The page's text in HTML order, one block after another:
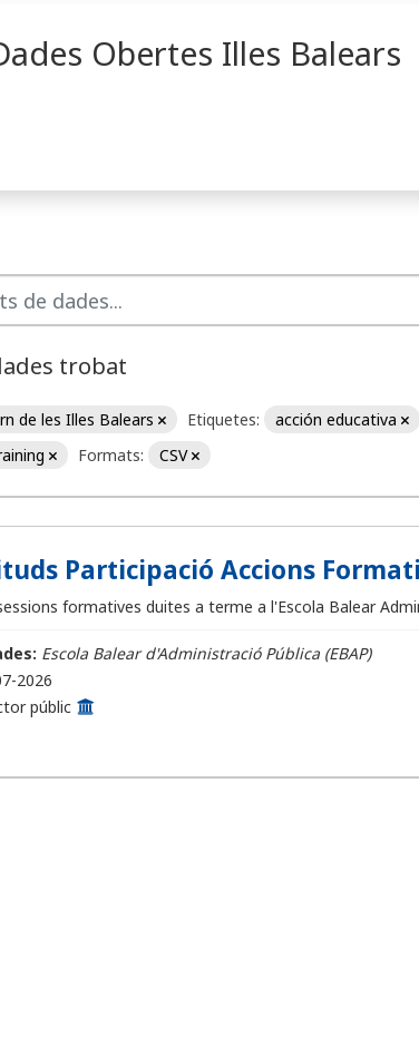
Obertes Illes Balears
trobat
de les Illes Balears Etiquetes: acción educativa
Formats: CSV
Participació Accions
formatives duites a terme a l'Escola Balear
Escola Balear d'Administració Pública (EBAP)
2026
públic